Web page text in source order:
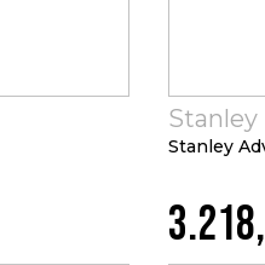
Stanley
Stanley